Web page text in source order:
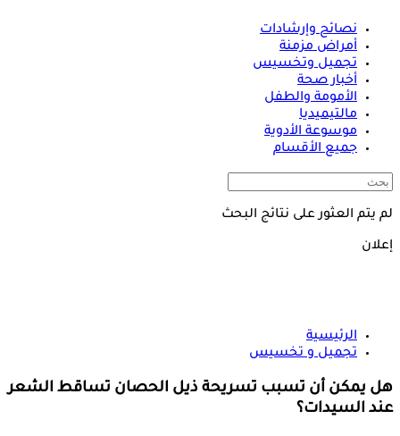
نصائح وإرشادات
أمراض مزمنة
تجميل وتخسيس
أخبار صحة
الأمومة والطفل
مالتيميديا
موسوعة الأدوية
جميع الأقسام
لم يتم العثور على نتائج البحث
إعلان
الرئيسية
تجميل و تخسيس
هل يمكن أن تسبب تسريحة ذيل الحصان تساقط الشعر
عند السيدات؟